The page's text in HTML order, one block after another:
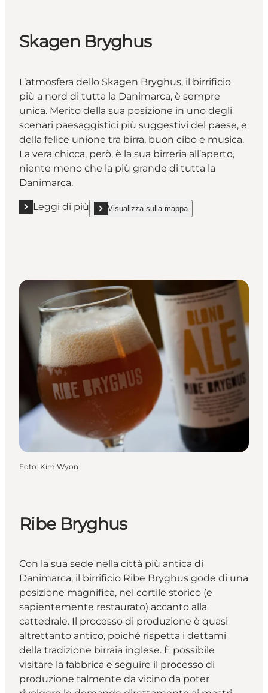
Skagen Bryghus
L’atmosfera dello Skagen Bryghus, il birrificio
più a nord di tutta la Danimarca, è sempre
unica. Merito della sua posizione in uno degli
scenari paesaggistici più suggestivi del paese, e
della felice unione tra birra, buon cibo e musica.
La vera chicca, però, è la sua birreria all’aperto,
niente meno che la più grande di tutta la
Danimarca.
Leggi di più
Leggi di più "Skagen Bryghus"
Visualizza sulla mappa
show Skagen Bryghus on_map
Foto: Kim Wyon
Ribe Bryghus
Con la sua sede nella città più antica di
Danimarca, il birrificio Ribe Bryghus gode di una
posizione magnifica, nel cortile storico (e
sapientemente restaurato) accanto alla
cattedrale. Il processo di produzione è quasi
altrettanto antico, poiché rispetta i dettami
della tradizione birraia inglese. È possibile
visitare la fabbrica e seguire il processo di
produzione talmente da vicino da poter